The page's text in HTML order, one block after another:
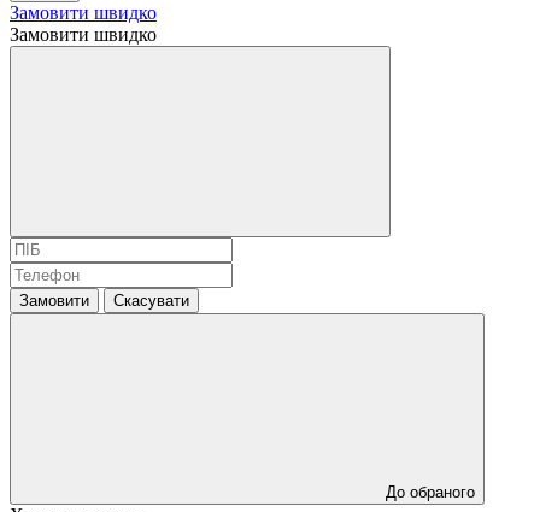
Замовити швидко
Замовити швидко
Замовити Скасувати
До обраного